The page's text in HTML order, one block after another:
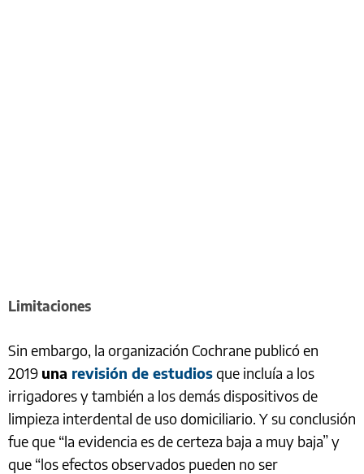
Limitaciones
Sin embargo, la organización Cochrane publicó en
2019 una revisión de estudiosque incluía a los
irrigadores y también a los demás dispositivos de
limpieza interdental de uso domiciliario. Y su conclusión
fue que “la evidencia es de certeza baja a muy baja” y
que “los efectos observados pueden no ser